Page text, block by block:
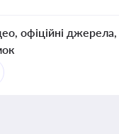
офіційні